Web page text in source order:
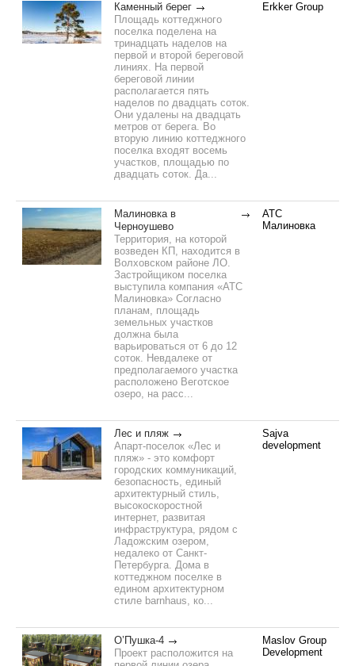
Каменный берег
Площадь коттеджного
поселка поделена на
тринадцать наделов на
первой и второй береговой
линиях. На первой
береговой линии
располагается пять
наделов по двадцать соток.
Они удалены на двадцать
метров от берега. Во
вторую линию коттеджного
поселка входят восемь
участков, площадью по
двадцать соток. Да...
Erkker Group
Малиновка в
Черноушево
Территория, на которой
возведен КП, находится в
Волховском районе ЛО.
Застройщиком поселка
выступила компания «АТС
Малиновка» Согласно
планам, площадь
земельных участков
должна была
варьироваться от 6 до 12
соток. Невдалеке от
предполагаемого участка
расположено Веготское
озеро, на расс...
АТС
Малиновка
Лес и пляж
Апарт-поселок «Лес и
пляж» - это комфорт
городских коммуникаций,
безопасность, единый
архитектурный стиль,
высокоскоростной
интернет, развитая
инфраструктура, рядом с
Ладожским озером,
недалеко от Санкт-
Петербурга. Дома в
коттеджном поселке в
едином архитектурном
стиле barnhaus, ко...
Sajva
development
О’Пушка-4
Проект расположится на
Maslov Group
Development